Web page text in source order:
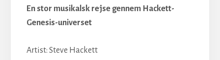
En stor musikalsk rejse gennem Hackett-
Genesis-universet
Artist: Steve Hackett